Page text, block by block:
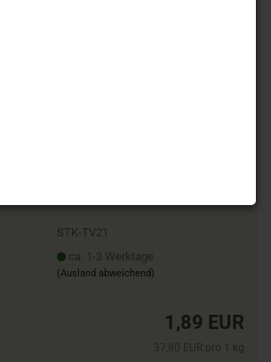
STK-TV21
ca. 1-3 Werktage
(Ausland abweichend)
1,89 EUR
37,80 EUR pro 1 kg